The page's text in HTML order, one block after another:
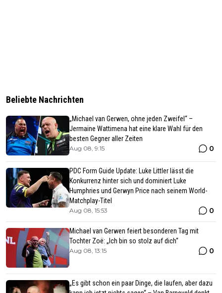
Beliebte Nachrichten
„Michael van Gerwen, ohne jeden Zweifel“ –
Jermaine Wattimena hat eine klare Wahl für den
besten Gegner aller Zeiten
Aug 08, 9:15 0
PDC Form Guide Update: Luke Littler lässt die
Konkurrenz hinter sich und dominiert Luke
Humphries und Gerwyn Price nach seinem World-
Matchplay-Titel
Aug 08, 15:53 0
Michael van Gerwen feiert besonderen Tag mit
Tochter Zoë: „Ich bin so stolz auf dich“
Aug 08, 13:15 0
„Es gibt schon ein paar Dinge, die laufen, aber dazu